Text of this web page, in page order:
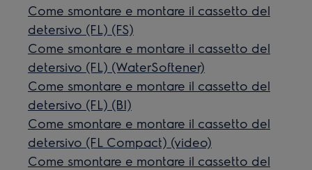
Come smontare e montare il cassetto del
detersivo (FL) (FS)
Come smontare e montare il cassetto del
detersivo (FL) (WaterSoftener)
Come smontare e montare il cassetto del
detersivo (FL) (BI)
Come smontare e montare il cassetto del
detersivo (FL Compact) (video)
Come smontare e montare il cassetto del